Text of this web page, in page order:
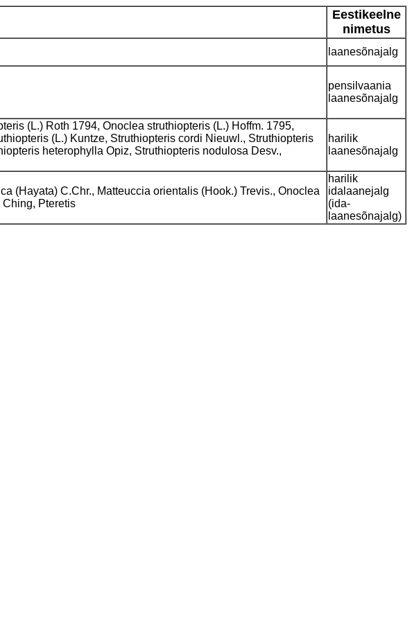
Eestikeelne
nimetus
laanesõnajalg
pensilvaania
laanesõnajalg
(L.) Roth 1794, Onoclea struthiopteris (L.) Hoffm. 1795,
(L.) Kuntze, Struthiopteris cordi Nieuwl., Struthiopteris
heterophylla Opiz, Struthiopteris nodulosa Desv.,
harilik
laanesõnajalg
(Hayata) C.Chr., Matteuccia orientalis (Hook.) Trevis., Onoclea
Pteretis
harilik
idalaanejalg
(ida-
laanesõnajalg)